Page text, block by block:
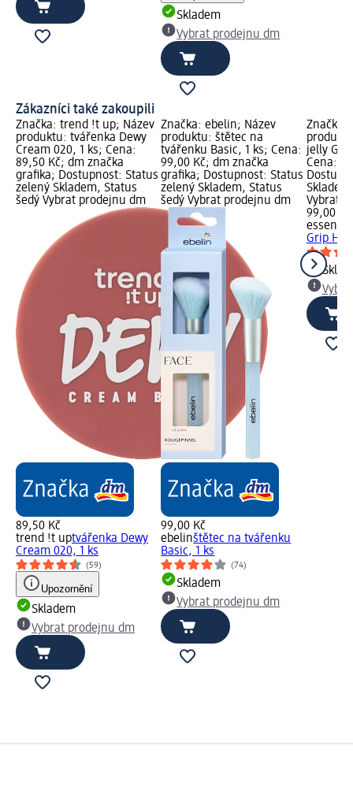
Skladem
Vybrat prodejnu dm
Zákazníci také zakoupili
Značka: trend !t up; Název
produktu: tvářenka Dewy
Cream 020, 1 ks; Cena:
89,50 Kč; dm značka
grafika; Dostupnost: Status
zelený Skladem, Status
šedý Vybrat prodejnu dm
89,50 Kč
trend !t uptvářenka Dewy
Cream 020, 1 ks
(59)
Upozornění
Skladem
Vybrat prodejnu dm
Značka: ebelin; Název
produktu: štětec na
tvářenku Basic, 1 ks; Cena:
99,00 Kč; dm značka
grafika; Dostupnost: Status
zelený Skladem, Status
šedý Vybrat prodejnu dm
99,00 Kč
ebelinštětec na tvářenku
Basic, 1 ks
(74)
Skladem
Vybrat prodejnu dm
Značka:
jelly
Cena:
Vybrat
99,00 Kč
essence
Grip